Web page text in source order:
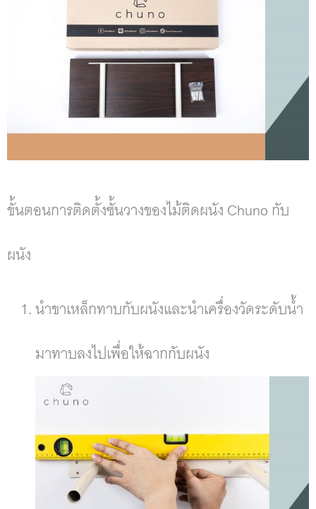
ขั้นตอนการติดตั้งชั้นวางของไม้ติดผนัง Chuno กับ
ผนัง
นำขาเหล็กทาบกับผนังและนำเครื่องวัดระดับน้ำ
มาทาบลงไปเพื่อให้ฉากกับผนัง